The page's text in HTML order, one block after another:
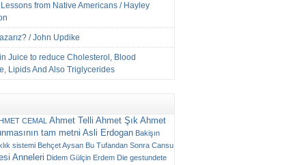
from Native Americans / Hayley
/ John Updike
Juice to reduce Cholesterol, Blood
Lipids And Also Triglycerides
CEMAL Ahmet Telli Ahmet Şık Ahmet
tam metni Asli Erdogan Bakişın
sistemi Behçet Aysan Bu Tufandan Sonra Cansu
Anneleri Didem Gülçin Erdem Die gestundete